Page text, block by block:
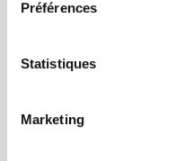
Préférences
Statistiques
Marketing